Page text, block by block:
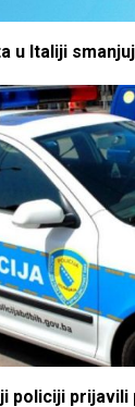
u Italiji
policiji